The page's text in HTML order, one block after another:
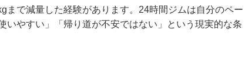
で減量した経験があります。24時間ジムは自分のペー
いやすい」「帰り道が不安ではない」という現実的な条